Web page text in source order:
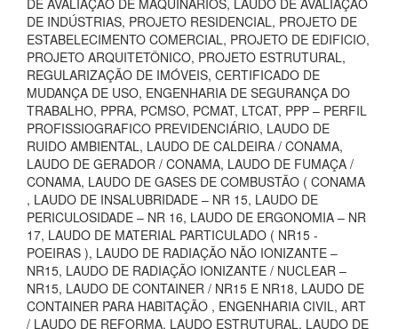
DE AVALIAÇÃO DE MAQUINÁRIOS, LAUDO DE AVALIAÇÃO
DE INDÚSTRIAS, PROJETO RESIDENCIAL, PROJETO DE
ESTABELECIMENTO COMERCIAL, PROJETO DE EDIFICIO,
PROJETO ARQUITETÔNICO, PROJETO ESTRUTURAL,
REGULARIZAÇÃO DE IMÓVEIS, CERTIFICADO DE
MUDANÇA DE USO, ENGENHARIA DE SEGURANÇA DO
TRABALHO, PPRA, PCMSO, PCMAT, LTCAT, PPP – PERFIL
PROFISSIOGRAFICO PREVIDENCIÁRIO, LAUDO DE
RUIDO AMBIENTAL, LAUDO DE CALDEIRA / CONAMA,
LAUDO DE GERADOR / CONAMA, LAUDO DE FUMAÇA /
CONAMA, LAUDO DE GASES DE COMBUSTÃO ( CONAMA
, LAUDO DE INSALUBRIDADE – NR 15, LAUDO DE
PERICULOSIDADE – NR 16, LAUDO DE ERGONOMIA – NR
17, LAUDO DE MATERIAL PARTICULADO ( NR15 -
POEIRAS ), LAUDO DE RADIAÇÃO NÃO IONIZANTE –
NR15, LAUDO DE RADIAÇÃO IONIZANTE / NUCLEAR –
NR15, LAUDO DE CONTAINER / NR15 E NR18, LAUDO DE
CONTAINER PARA HABITAÇÃO , ENGENHARIA CIVIL, ART
/ LAUDO DE REFORMA, LAUDO ESTRUTURAL, LAUDO DE